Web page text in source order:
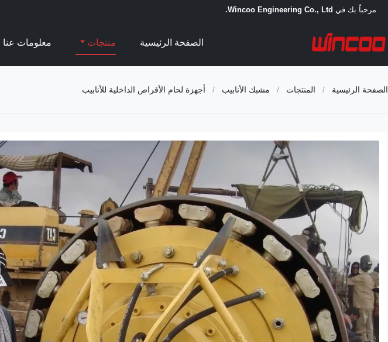
مرحباً بك في Wincoo Engineering Co., Ltd.
الصفحة الرئيسية منتجات معلومات عنا
الصفحة الرئيسية / المنتجات / مشبك الأنابيب / أجهزة لحام الأقراص الداخلية للأنابيب